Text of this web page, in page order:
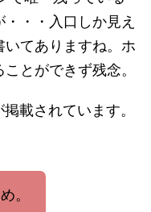
・・入口しか見え
てありますね。ホ
とができず残念。
載されています。
。